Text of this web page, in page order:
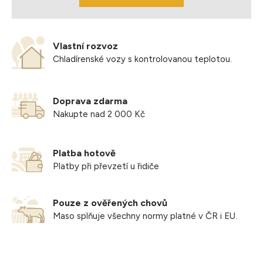
Vlastní rozvoz
Chladírenské vozy s kontrolovanou teplotou.
Doprava zdarma
Nakupte nad 2 000 Kč
Platba hotově
Platby při převzetí u řidiče
Pouze z ověřených chovů
Maso splňuje všechny normy platné v ČR i EU.